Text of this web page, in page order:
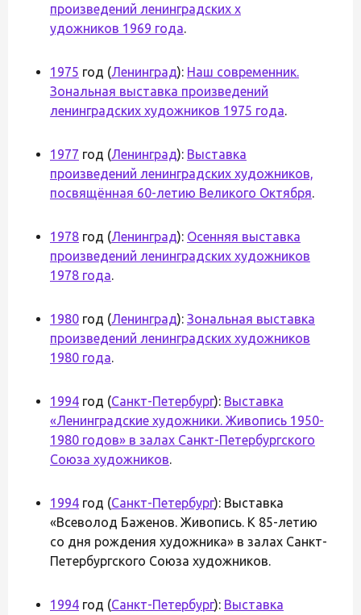
произведений ленинградских х
удожников 1969 года.
1975 год (Ленинград): Наш современник.
Зональная выставка произведений
ленинградских художников 1975 года.
1977 год (Ленинград): Выставка
произведений ленинградских художников,
посвящённая 60-летию Великого Октября.
1978 год (Ленинград): Осенняя выставка
произведений ленинградских художников
1978 года.
1980 год (Ленинград): Зональная выставка
произведений ленинградских художников
1980 года.
1994 год (Санкт-Петербург): Выставка
«Ленинградские художники. Живопись 1950-
1980 годов» в залах Санкт-Петербургского
Союза художников.
1994 год (Санкт-Петербург): Выставка
«Всеволод Баженов. Живопись. К 85-летию
со дня рождения художника» в залах Санкт-
Петербургского Союза художников.
1994 год (Санкт-Петербург): Выставка